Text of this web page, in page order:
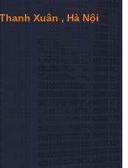
Xuân , Hà Nội